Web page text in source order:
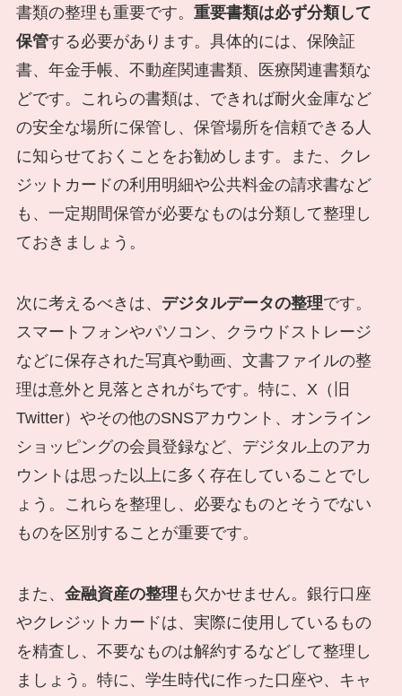
書類の整理も重要です。 重要書類は必ず分類して
保管する必要があります。具体的には、保険証
書、年金手帳、不動産関連書類、医療関連書類な
どです。これらの書類は、できれば耐火金庫など
の安全な場所に保管し、保管場所を信頼できる人
に知らせておくことをお勧めします。また、クレ
ジットカードの利用明細や公共料金の請求書など
も、一定期間保管が必要なものは分類して整理し
ておきましょう。
次に考えるべきは、 デジタルデータの整理です。
スマートフォンやパソコン、クラウドストレージ
などに保存された写真や動画、文書ファイルの整
理は意外と見落とされがちです。特に、X（旧
Twitter）やその他のSNSアカウント、オンライン
ショッピングの会員登録など、デジタル上のアカ
ウントは思った以上に多く存在していることでし
ょう。これらを整理し、必要なものとそうでない
ものを区別することが重要です。
また、 金融資産の整理 も欠かせません。銀行口座
やクレジットカードは、実際に使用しているもの
を精査し、不要なものは解約するなどして整理し
ましょう。特に、学生時代に作った口座や、キャ